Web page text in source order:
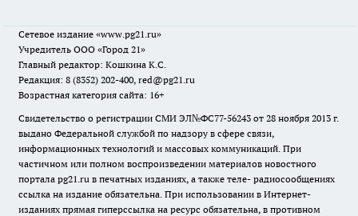
Сетевое издание «www.pg21.ru»
Учредитель ООО «Город 21»
Главный редактор: Кошкина К.С.
Редакция: 8 (8352) 202-400, red@pg21.ru
Возрастная категория сайта: 16+
Свидетельство о регистрации СМИ ЭЛ№ФС77-56243 от 28 ноября 2013 г.
выдано Федеральной службой по надзору в сфере связи,
информационных технологий и массовых коммуникаций. При
частичном или полном воспроизведении материалов новостного
портала pg21.ru в печатных изданиях, а также теле- радиосообщениях
ссылка на издание обязательна. При использовании в Интернет-
изданиях прямая гиперссылка на ресурс обязательна, в противном